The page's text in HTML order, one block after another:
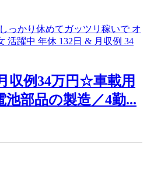
収例34万円☆車載用
部品の製造／4勤...